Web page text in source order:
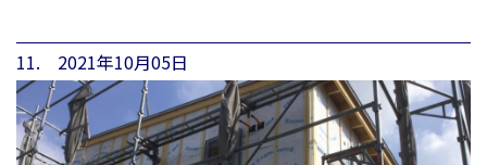
11. 2021年10月05日